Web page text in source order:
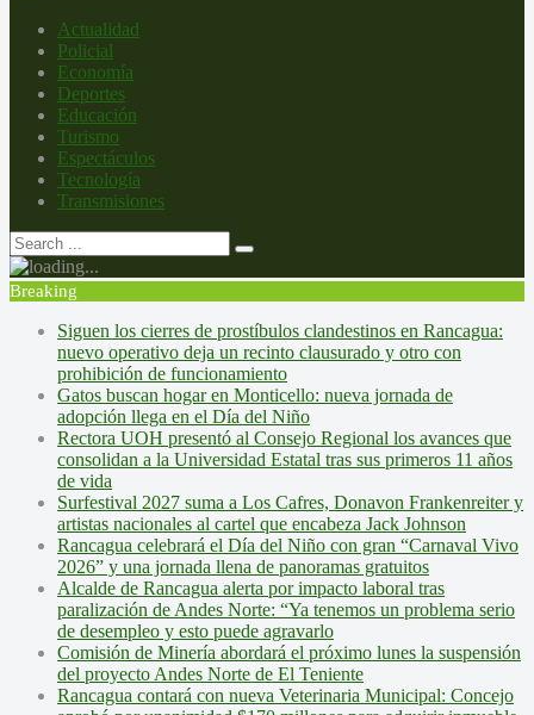
Actualidad
Policial
Economía
Deportes
Educación
Turismo
Espectáculos
Tecnología
Transmisiones
Breaking
Siguen los cierres de prostíbulos clandestinos en Rancagua:
nuevo operativo deja un recinto clausurado y otro con
prohibición de funcionamiento
Gatos buscan hogar en Monticello: nueva jornada de
adopción llega en el Día del Niño
Rectora UOH presentó al Consejo Regional los avances que
consolidan a la Universidad Estatal tras sus primeros 11 años
de vida
Surfestival 2027 suma a Los Cafres, Donavon Frankenreiter y
artistas nacionales al cartel que encabeza Jack Johnson
Rancagua celebrará el Día del Niño con gran “Carnaval Vivo
2026” y una jornada llena de panoramas gratuitos
Alcalde de Rancagua alerta por impacto laboral tras
paralización de Andes Norte: “Ya tenemos un problema serio
de desempleo y esto puede agravarlo
Comisión de Minería abordará el próximo lunes la suspensión
del proyecto Andes Norte de El Teniente
Rancagua contará con nueva Veterinaria Municipal: Concejo